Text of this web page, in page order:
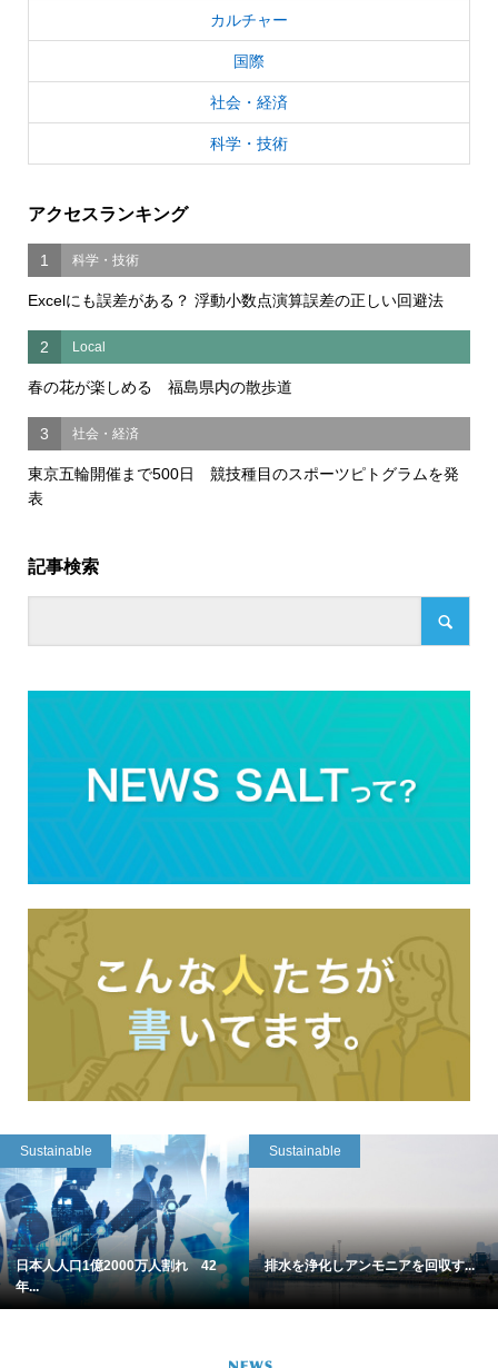
カルチャー
国際
社会・経済
科学・技術
アクセスランキング
1 科学・技術
Excelにも誤差がある？ 浮動小数点演算誤差の正しい回避法
2 Local
春の花が楽しめる 福島県内の散歩道
3 社会・経済
東京五輪開催まで500日 競技種目のスポーツピトグラムを発
表
記事検索
Sustainable
日本人人口1億2000万人割れ 42
年...
Sustainable
排水を浄化しアンモニアを回収す...